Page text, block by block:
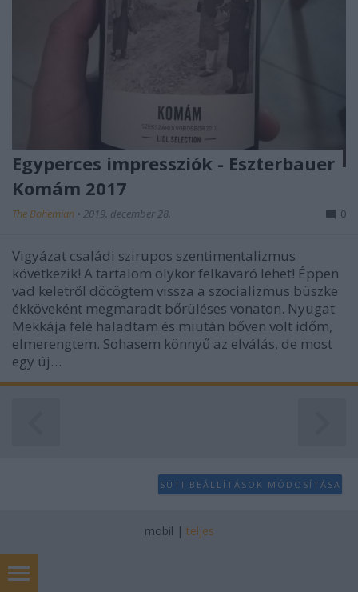
Egyperces impressziók - Eszterbauer
Komám 2017
The Bohemian • 2019. december 28. 0
Vigyázat családi szirupos szentimentalizmus
következik! A tartalom olykor felkavaró lehet! Éppen
vad keletről döcögtem vissza a szocializmus büszke
ékköveként megmaradt bőrüléses vonaton. Nyugat
Mekkája felé haladtam és miután bőven volt időm,
elmerengtem. Sohasem könnyű az elválás, de most
egy új…
SÜTI BEÁLLÍTÁSOK MÓDOSÍTÁSA
mobil | teljes